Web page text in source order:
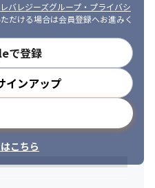
レバレジーズグループ・プライバシ
だける場合は会員登録へお進みく
で登録
インアップ
こちら